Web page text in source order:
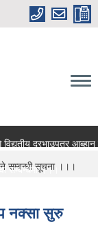
दरभाउपत्र आब्हान
सम्बन्धमा ।।।
सम्बन्धी सूचना ।।।
नक्सा सुरु